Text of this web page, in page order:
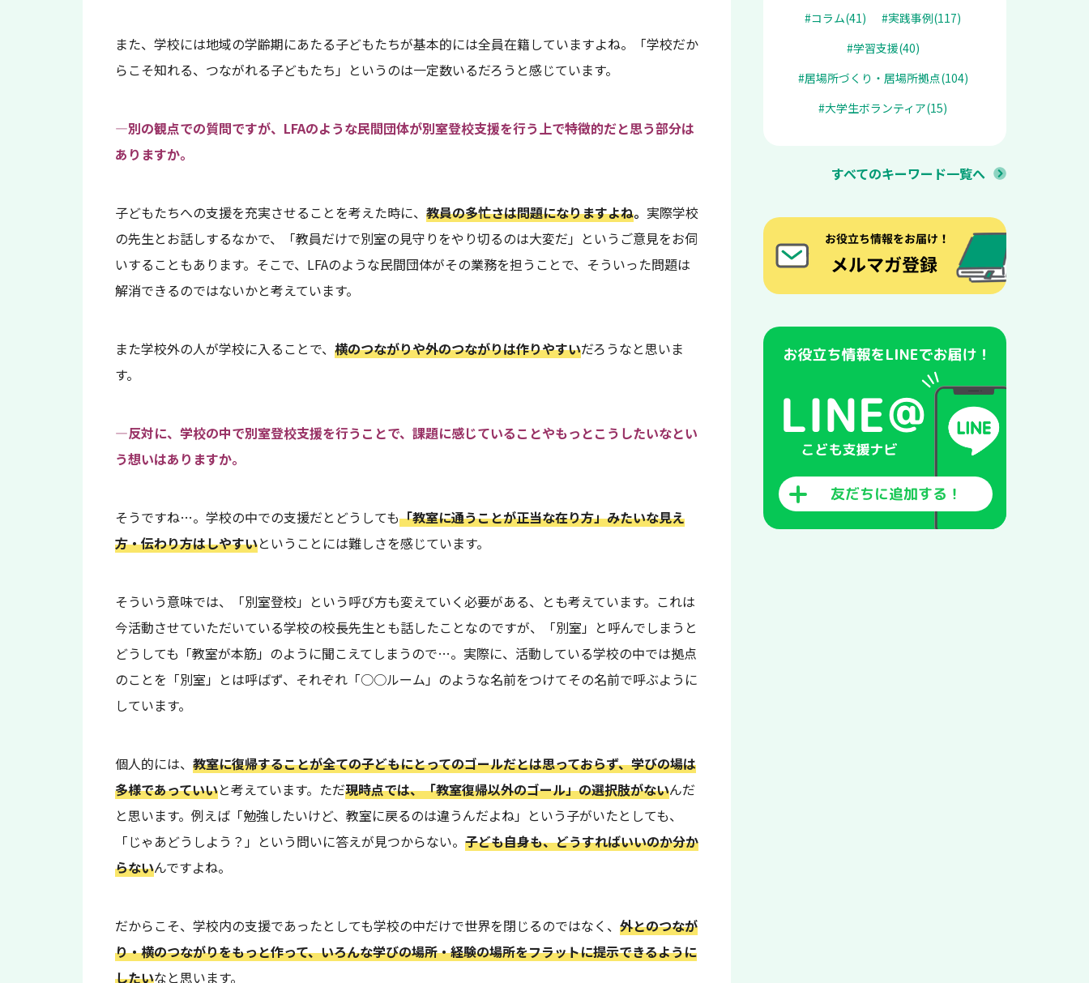
また、学校には地域の学齢期にあたる子どもたちが基本的には全員在籍していますよね。「学校だか
らこそ知れる、つながれる子どもたち」というのは一定数いるだろうと感じています。
—別の観点での質問ですが、LFAのような民間団体が別室登校支援を行う上で特徴的だと思う部分は
ありますか。
子どもたちへの支援を充実させることを考えた時に、 教員の多忙さは問題になりますよね。 実際学校
の先生とお話しするなかで、「教員だけで別室の見守りをやり切るのは大変だ」というご意見をお伺
いすることもあります。そこで、LFAのような民間団体がその業務を担うことで、そういった問題は
解消できるのではないかと考えています。
また学校外の人が学校に入ることで、 横のつながりや外のつながりは作りやすいだろうなと思いま
す。
—反対に、学校の中で別室登校支援を行うことで、課題に感じていることやもっとこうしたいなとい
う想いはありますか。
そうですね…。学校の中での支援だとどうしても「教室に通うことが正当な在り方」みたいな見え
方・伝わり方はしやすいということには難しさを感じています。
そういう意味では、「別室登校」という呼び方も変えていく必要がある、とも考えています。これは
今活動させていただいている学校の校長先生とも話したことなのですが、「別室」と呼んでしまうと
どうしても「教室が本筋」のように聞こえてしまうので…。実際に、活動している学校の中では拠点
のことを「別室」とは呼ばず、それぞれ「○○ルーム」のような名前をつけてその名前で呼ぶように
しています。
個人的には、 教室に復帰することが全ての子どもにとってのゴールだとは思っておらず、学びの場は
多様であっていいと考えています。ただ現時点では、「教室復帰以外のゴール」の選択肢がないんだ
と思います。例えば「勉強したいけど、教室に戻るのは違うんだよね」という子がいたとしても、
「じゃあどうしよう？」という問いに答えが見つからない。 子ども自身も、どうすればいいのか分か
らないんですよね。
だからこそ、学校内の支援であったとしても学校の中だけで世界を閉じるのではなく、 外とのつなが
り・横のつながりをもっと作って、いろんな学びの場所・経験の場所をフラットに提示できるように
したいなと思います。
#コラム(41)
#実践事例(117)
#学習支援(40)
#居場所づくり・居場所拠点(104)
#大学生ボランティア(15)
すべてのキーワード一覧へ